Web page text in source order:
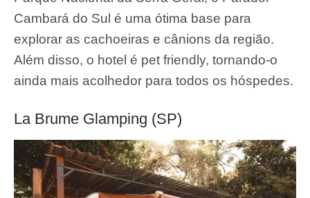
Cambará do Sul é uma ótima base para
explorar as cachoeiras e cânions da região.
Além disso, o hotel é pet friendly, tornando-o
ainda mais acolhedor para todos os hóspedes.
La Brume Glamping (SP)